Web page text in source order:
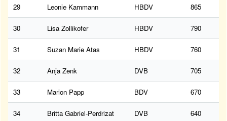
29 Leonie Kammann HBDV 865
30 Lisa Zollikofer HBDV 790
31 Suzan Marie Atas HBDV 760
32 Anja Zenk DVB 705
33 Marion Papp BDV 670
34 Britta Gabriel-Perdrizat DVB 640